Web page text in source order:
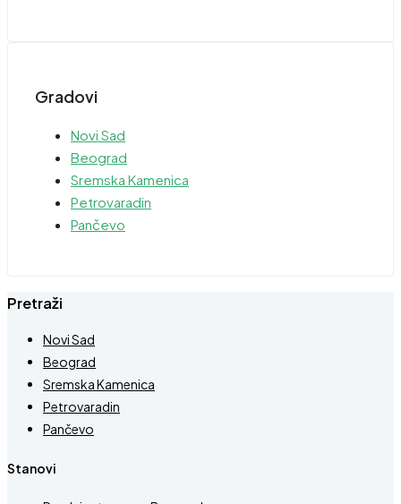
Gradovi
Novi Sad
Beograd
Sremska Kamenica
Petrovaradin
Pančevo
Pretraži
Novi Sad
Beograd
Sremska Kamenica
Petrovaradin
Pančevo
Stanovi